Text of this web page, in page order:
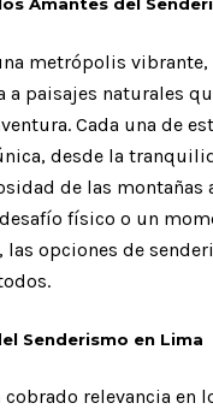
Amantes del
metrópolis
a paisajes naturales
Cada una de
desde la
de las montañas
físico o un
las opciones de
Senderismo en Lima
cobrado relevancia en